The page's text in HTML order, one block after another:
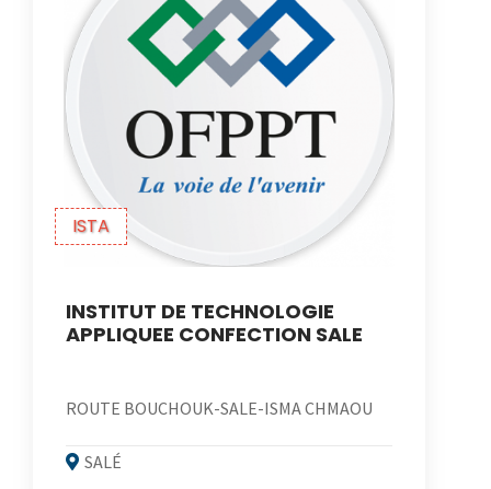
ISTA
INSTITUT DE TECHNOLOGIE
APPLIQUEE CONFECTION SALE
ROUTE BOUCHOUK-SALE-ISMA CHMAOU
SALÉ